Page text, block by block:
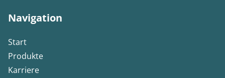
Navigation
Start
Produkte
Karriere